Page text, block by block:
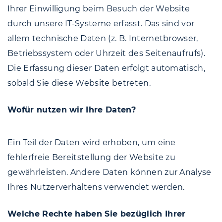
Ihrer Einwilligung beim Besuch der Website
durch unsere IT-Systeme erfasst. Das sind vor
allem technische Daten (z. B. Internetbrowser,
Betriebssystem oder Uhrzeit des Seitenaufrufs).
Die Erfassung dieser Daten erfolgt automatisch,
sobald Sie diese Website betreten.
Wofür nutzen wir Ihre Daten?
Ein Teil der Daten wird erhoben, um eine
fehlerfreie Bereitstellung der Website zu
gewährleisten. Andere Daten können zur Analyse
Ihres Nutzerverhaltens verwendet werden.
Welche Rechte haben Sie bezüglich Ihrer